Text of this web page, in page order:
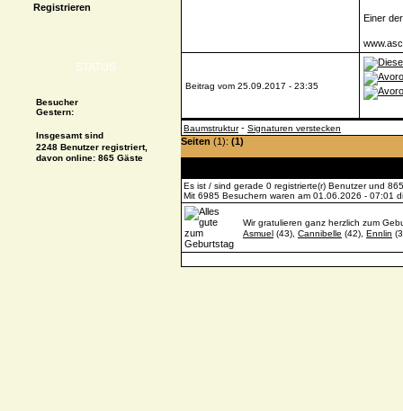
Registrieren
STATUS
Besucher
Gestern:
Insgesamt sind
2248 Benutzer registriert,
davon online: 865 Gäste
Einer
Beitrag vom 25.09.2017 - 23:35
Baumstruktur- Signaturen verstecken
Seiten (1): (1)
Es ist / sind gerade 0 registrierte(r) Benutzer und
Mit 6985 Besuchern waren am 01.06.2026 - 07:01
Wir gratulieren ganz herzlich zum
Asmuel (43), Cannibelle (42), Ennlin